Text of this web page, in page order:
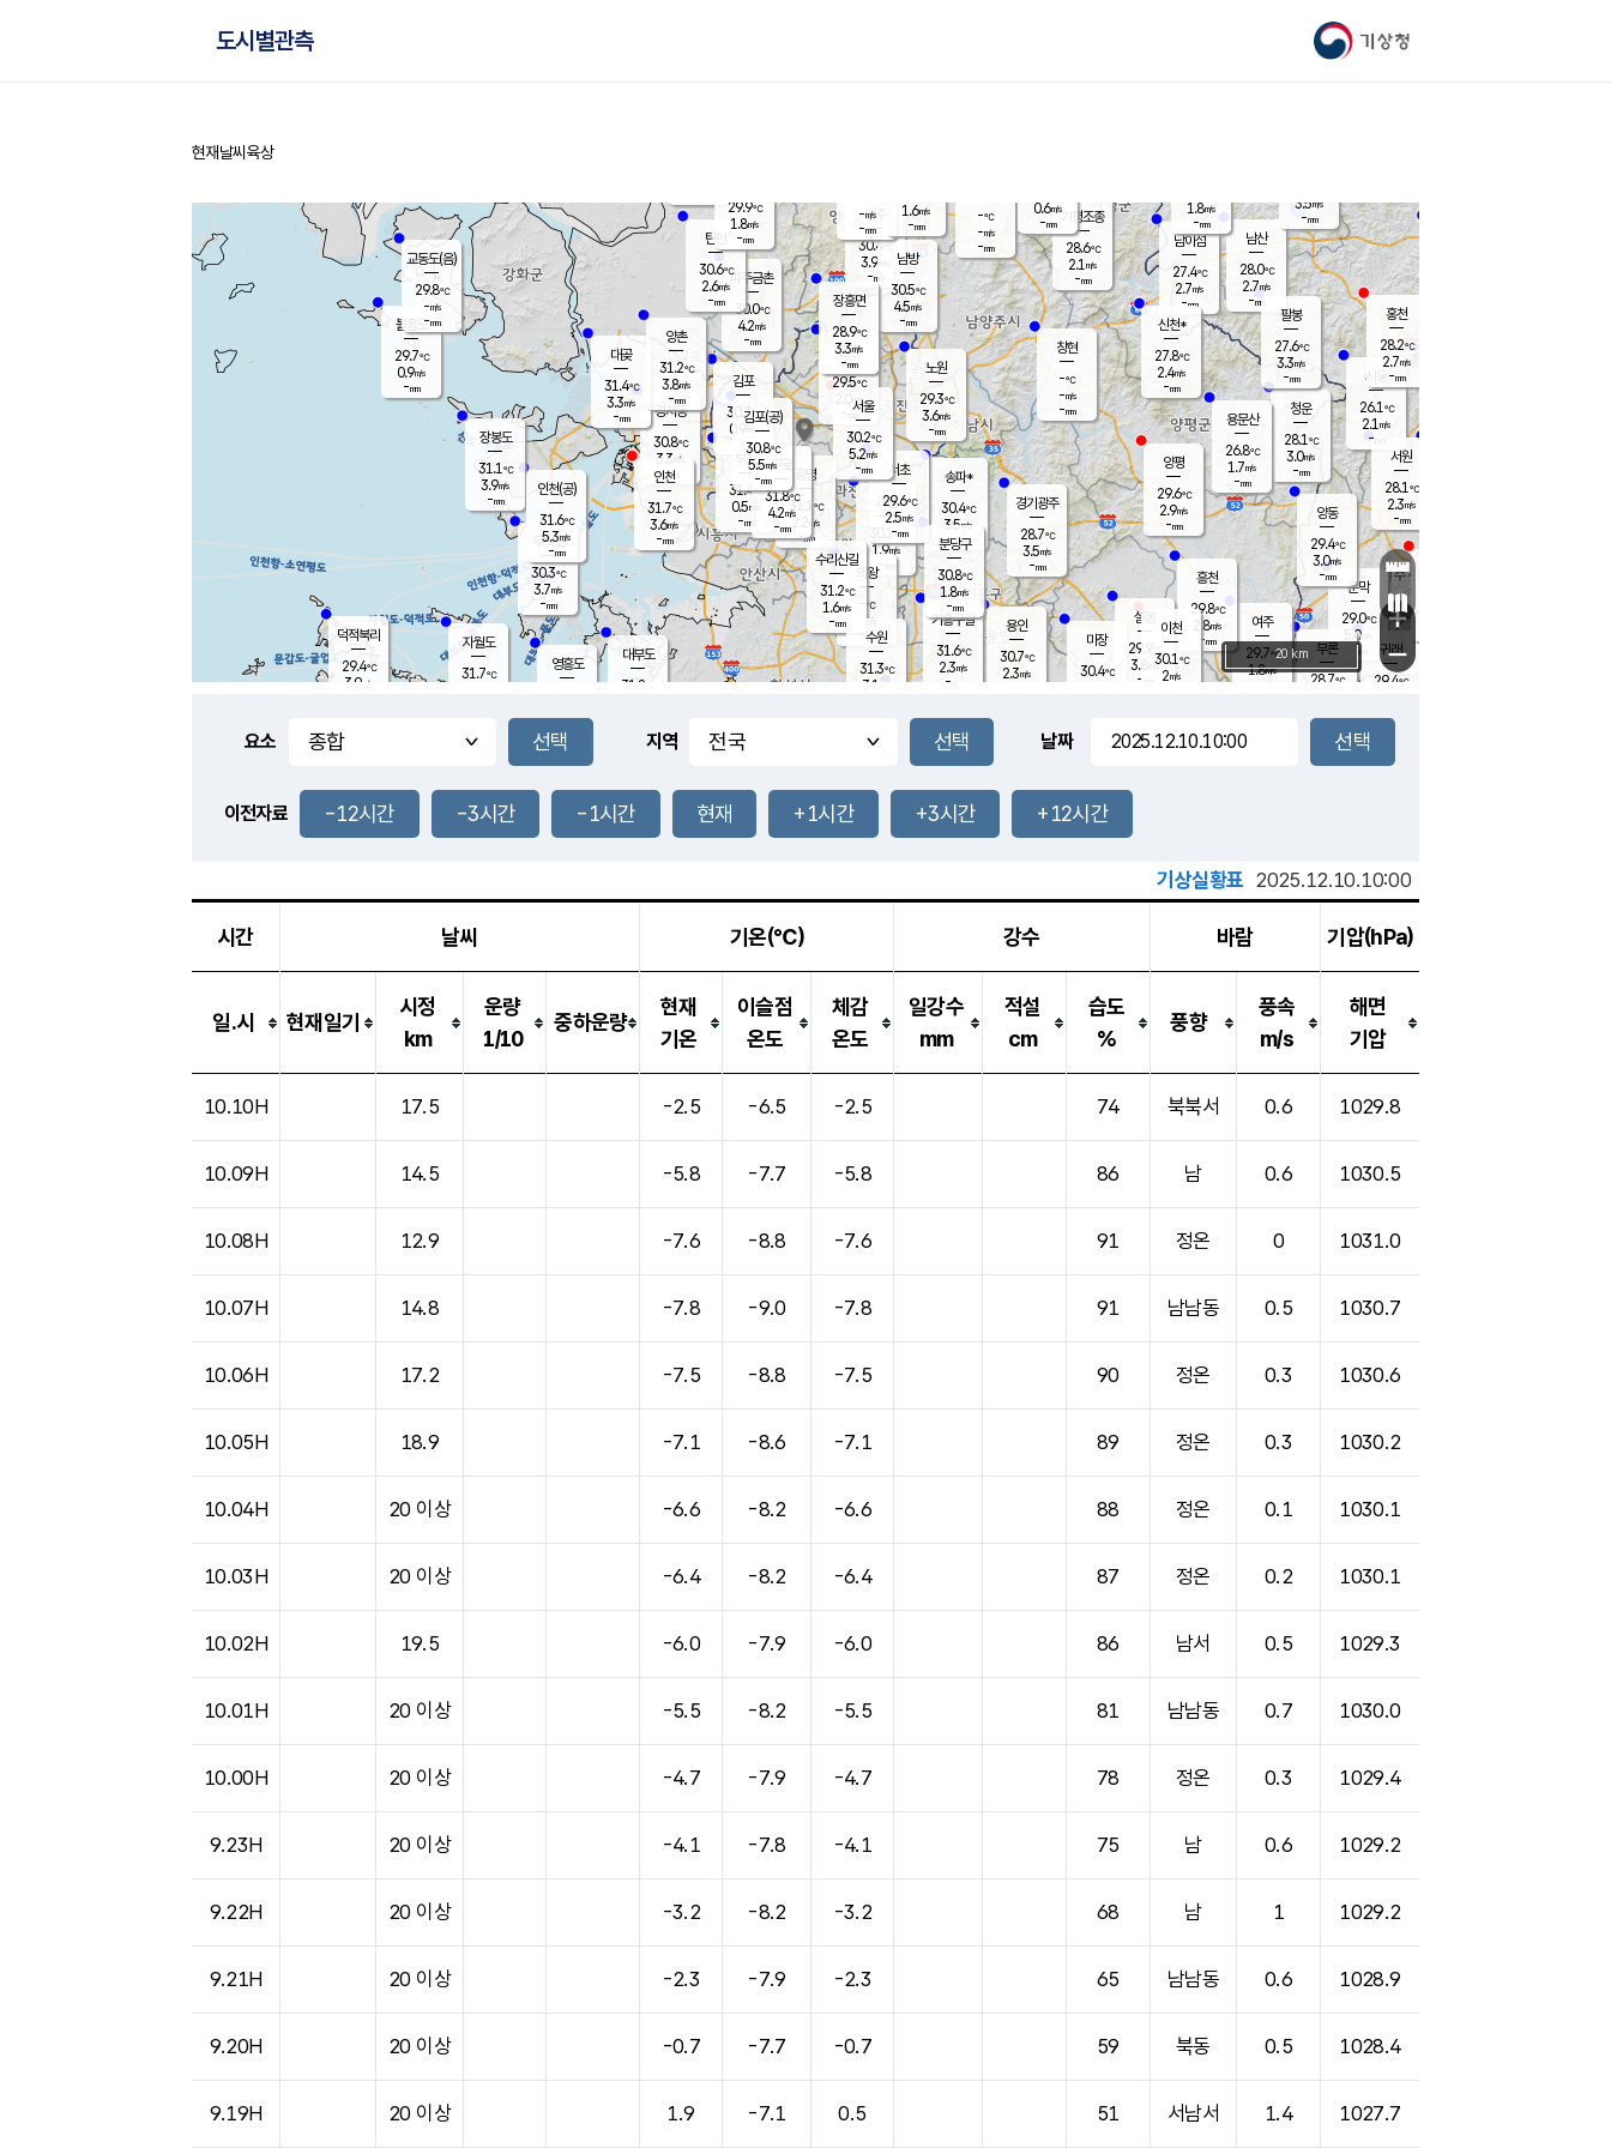
기상청
도시별관측
홈
현재날씨 육상
풍도
3.7m/s
문막
29.0℃
5.0m/s
mm
남이섬
27.4℃
2.7m/s
-mm
무의도
30.3℃
3.7m/s
-mm
영흥도
볼음도
29.7℃
0.9m/s
-mm
자월도
31.7℃
양주
30.4℃
3.9
-mm
부론
28.7℃
과천
30.1℃
1.9m/s
- mm
남산
28.0℃
2.7m/s
-mm
장봉도
31.1℃
3.9m/s
-mm
-mm
청운
28.1℃
3.0m/s
-mm
팔봉
27.6℃
3.3m/s
-mm
-mm
용인
30.7℃
2.3m/s
여주
29.7℃
1.8m/s
양동
29.4℃
3.0m/s
-mm
경기광주
28.7℃
3.5m/s
-mm
장호원
1.8m/s
-mm
31.0
℃
대부도
31.8
-
경서동
30.8℃
3.3 m/s
-mm
파주금촌
30.0℃
4.2m/s
-mm
가평조종
28.6℃
2.1 m/s
-mm
-℃
-m/s
-mm
대곶
31.4℃
3.3m/s
-mm
신천*
27.8℃
2.4m/s
-mm
창현
-℃
-m/s
-mm
탄현
30.6℃
2.6m/s
-mm
0.6m/s
-mm
31.7℃
1.7m/s
-mm
흥천
29.8℃
2.8m/s
-mm
마장
30.4℃
의왕
- ℃
m/s
mm
김포
30.7℃
0.9 m/s
mm
설봉
29.9
3.8 m/s
- mm
광명
31.1
℃
2.2 m/s
-mm
부천
31.4℃
0.5m/s
-mm
-mm
양촌
31.2℃
3.8m/s
-mm
구로
31.8℃
4.2m/s
-mm
은평
29.5℃
2.0 m/s
- mm
노원
29.3℃
3.6m/s
-mm
송파*
30.4℃
3.5m/s
-mm
서초
29.6℃
2.5m/s
-mm
남방
30.5℃
4.5m/s
-mm
기흥구갈
31.6℃
2.3m/s
-
수리산길
31.2℃
1.6m/s
-mm
분당구
30.8℃
1.8m/s
-mm
장흥면
28.9℃
3.3m/s
-mm
-m/s
-mm
시동
26.1℃
2.1 m/s
- mm
귀래
29.4℃
서원
28.1℃
2.3m/s
-mm
용문산
26.8℃
1.7m/s
-mm
덕적북리
29.4℃
3.9m/s
인천(공)
31.6℃
5.3m/s
-mm
김포(공)
30.8℃
5.5m/s
-mm
교동도(음)
29.8℃
-m/s
-mm
홍천
28.2℃
2.7m/s
-mm
이천
30.1℃
2m/s
양평
29.6℃
2.9m/s
-mm
수원
31.3℃
3.1 m/s
인천
31.7℃
3.6m/s
-mm
서울
30.2℃
5.2m/s
-mm
3.5m/s
-mm
29.9℃
1.8m/s
-mm
1.6m/s
-mm
+
−
20 km
요소 지역 날짜
이전자료 -12시간 -3시간 -1시간 현재 +1시간 +3시간 +12시간
기상실황표 2025.12.10.10:00
시간 날씨 기온(℃) 강수 바람 기압(hPa)
일.시 현재일기
시정
km
운량
1/10
중하운량
현재
기온
이슬점
온도
체감
온도
일강수
mm
적설
cm
습도
%
풍향
풍속
m/s
해면
기압
10.10H 17.5 -2.5 -6.5 -2.5 74 북북서 0.6 1029.8
10.09H 14.5 -5.8 -7.7 -5.8 86 남 0.6 1030.5
10.08H 12.9 -7.6 -8.8 -7.6 91 정온 0 1031.0
10.07H 14.8 -7.8 -9.0 -7.8 91 남남동 0.5 1030.7
10.06H 17.2 -7.5 -8.8 -7.5 90 정온 0.3 1030.6
10.05H 18.9 -7.1 -8.6 -7.1 89 정온 0.3 1030.2
10.04H 20 이상 -6.6 -8.2 -6.6 88 정온 0.1 1030.1
10.03H 20 이상 -6.4 -8.2 -6.4 87 정온 0.2 1030.1
10.02H 19.5 -6.0 -7.9 -6.0 86 남서 0.5 1029.3
10.01H 20 이상 -5.5 -8.2 -5.5 81 남남동 0.7 1030.0
10.00H 20 이상 -4.7 -7.9 -4.7 78 정온 0.3 1029.4
9.23H 20 이상 -4.1 -7.8 -4.1 75 남 0.6 1029.2
9.22H 20 이상 -3.2 -8.2 -3.2 68 남 1 1029.2
9.21H 20 이상 -2.3 -7.9 -2.3 65 남남동 0.6 1028.9
9.20H 20 이상 -0.7 -7.7 -0.7 59 북동 0.5 1028.4
9.19H 20 이상 1.9 -7.1 0.5 51 서남서 1.4 1027.7